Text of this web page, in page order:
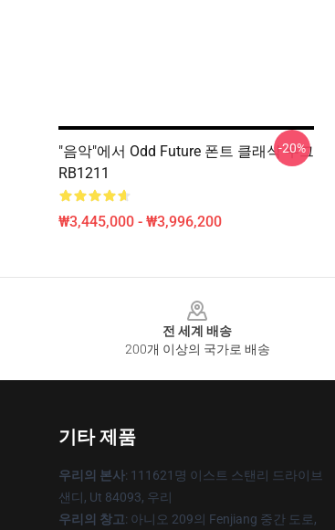
"음악"에서 Odd Future 폰트 클래식 무그
RB1211
₩3,445,000 - ₩3,996,200
-20%
전 세계 배송
200개 이상의 국가로 배송
기타 제품
우리의 본사: 111621명 이스트 스탠리 드라이브
샌디, Ut 84093, 우리
우리의 창고: 아니오 209의 Fenjiang 중간 도로,